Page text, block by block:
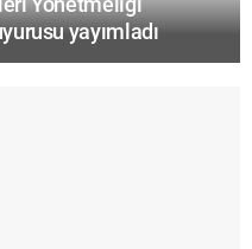
yayımladı